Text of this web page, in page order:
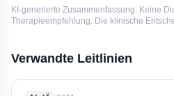
KI-generierte Zusammenfassung. Keine
Therapieempfehlung. Die klinische
Verwandte Leitlinien